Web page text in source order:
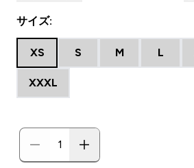
サイズ:
XS S M L
XXXL